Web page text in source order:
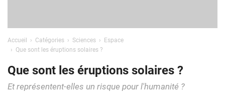
Accueil Catégories Sciences
Espace
Que sont les éruptions solaires ?
Que sont les éruptions solaires ?
Et représentent-elles un risque pour l'humanité ?